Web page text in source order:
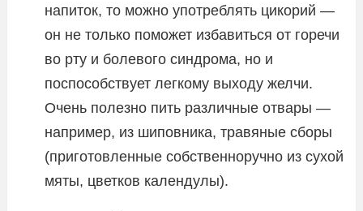
напиток, то можно употреблять цикорий —
он не только поможет избавиться от горечи
во рту и болевого синдрома, но и
поспособствует легкому выходу желчи.
Очень полезно пить различные отвары —
например, из шиповника, травяные сборы
(приготовленные собственноручно из сухой
мяты, цветков календулы).